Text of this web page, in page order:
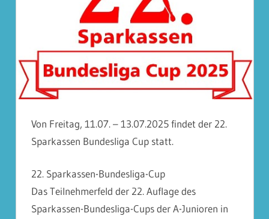
Von Freitag, 11.07. – 13.07.2025 findet der 22.
Sparkassen Bundesliga Cup statt.
22. Sparkassen-Bundesliga-Cup
Das Teilnehmerfeld der 22. Auflage des
Sparkassen-Bundesliga-Cups der A-Junioren in